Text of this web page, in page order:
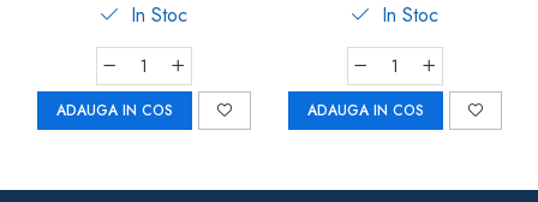
In Stoc
ADAUGA IN COS
In Stoc
ADAUGA IN COS